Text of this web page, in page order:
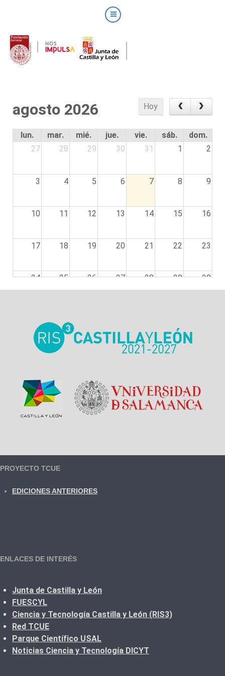
agosto 2026 Hoy
lun. mar. mié. jue. vie. sáb.
dom.
27
28 29 30 31 1 2
3 4 5 6 7 8 9
10 11 12 13 14 15 16
17 18 19 20 21 22 23
24 25 26 27 28 29 30
PROYECTO TCUE
EDICIONES ANTERIORES
ENLACES DE INTERÉS
Junta de Castilla y León
FUESCYL
Ciencia y Tecnología Castilla y León (RIS3)
Red TCUE
Parque Científico USAL
Noticias Ciencia y Tecnología DICYT